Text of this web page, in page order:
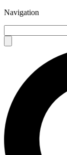
Navigation